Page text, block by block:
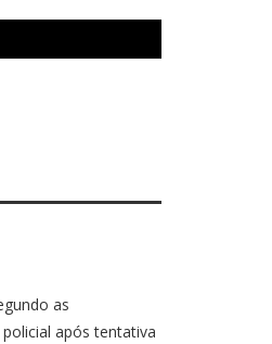
as
após tentativa